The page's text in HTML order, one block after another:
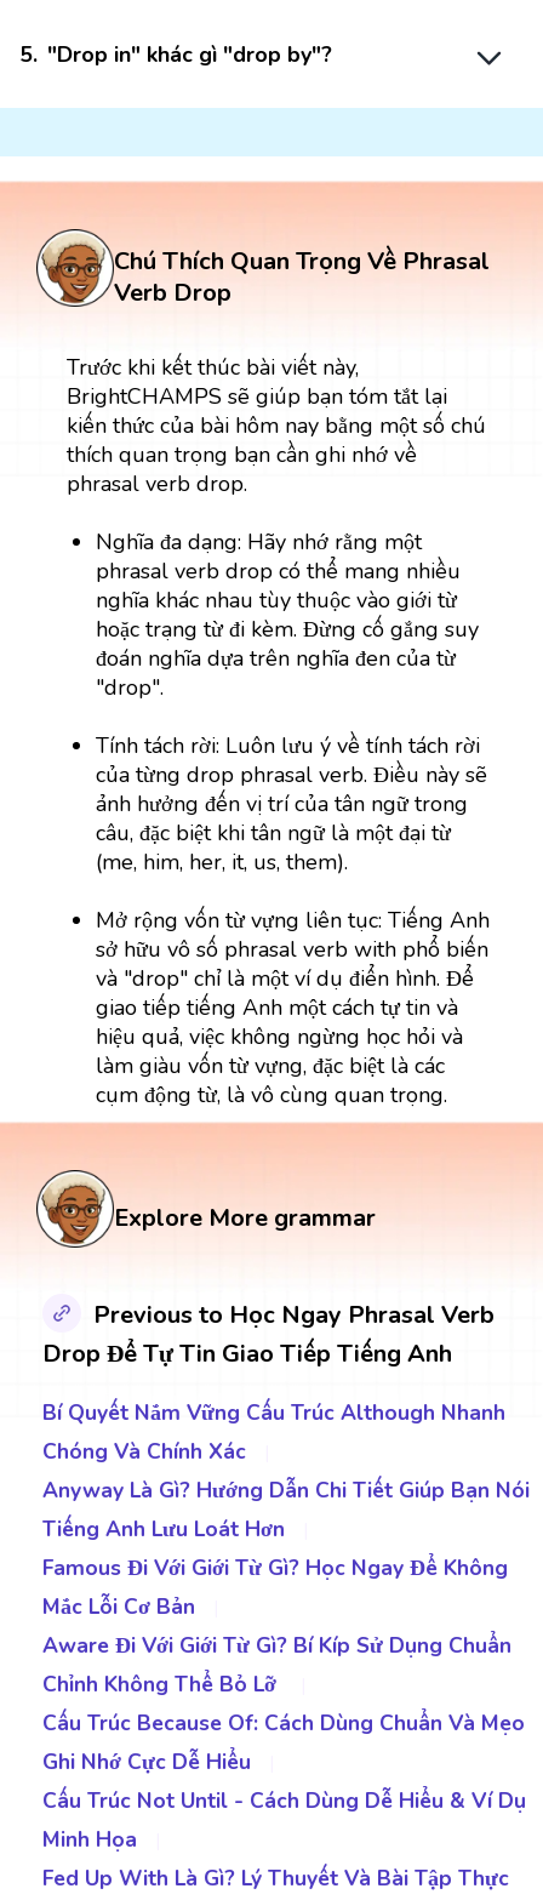
5. "Drop in" khác gì "drop by"?
Chú Thích Quan Trọng Về Phrasal
Verb Drop
Trước khi kết thúc bài viết này,
BrightCHAMPS sẽ giúp bạn tóm tắt lại
kiến thức của bài hôm nay bằng một số chú
thích quan trọng bạn cần ghi nhớ về
phrasal verb drop.
Nghĩa đa dạng: Hãy nhớ rằng một
phrasal verb drop có thể mang nhiều
nghĩa khác nhau tùy thuộc vào giới từ
hoặc trạng từ đi kèm. Đừng cố gắng suy
đoán nghĩa dựa trên nghĩa đen của từ
"drop".
Tính tách rời: Luôn lưu ý về tính tách rời
của từng drop phrasal verb. Điều này sẽ
ảnh hưởng đến vị trí của tân ngữ trong
câu, đặc biệt khi tân ngữ là một đại từ
(me, him, her, it, us, them).
Mở rộng vốn từ vựng liên tục: Tiếng Anh
sở hữu vô số phrasal verb with phổ biến
và "drop" chỉ là một ví dụ điển hình. Để
giao tiếp tiếng Anh một cách tự tin và
hiệu quả, việc không ngừng học hỏi và
làm giàu vốn từ vựng, đặc biệt là các
cụm động từ, là vô cùng quan trọng.
Explore More grammar
Previous to Học Ngay Phrasal Verb
Drop Để Tự Tin Giao Tiếp Tiếng Anh
Bí Quyết Nắm Vững Cấu Trúc Although Nhanh
Chóng Và Chính Xác
Anyway Là Gì? Hướng Dẫn Chi Tiết Giúp Bạn Nói
Tiếng Anh Lưu Loát Hơn
Famous Đi Với Giới Từ Gì? Học Ngay Để Không
Mắc Lỗi Cơ Bản
Aware Đi Với Giới Từ Gì? Bí Kíp Sử Dụng Chuẩn
Chỉnh Không Thể Bỏ Lỡ
Cấu Trúc Because Of: Cách Dùng Chuẩn Và Mẹo
Ghi Nhớ Cực Dễ Hiểu
Cấu Trúc Not Until - Cách Dùng Dễ Hiểu & Ví Dụ
Minh Họa
Fed Up With Là Gì? Lý Thuyết Và Bài Tập Thực